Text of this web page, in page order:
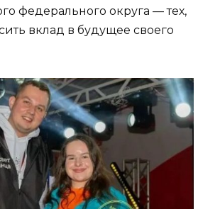
федерального округа — тех,
вклад в будущее своего